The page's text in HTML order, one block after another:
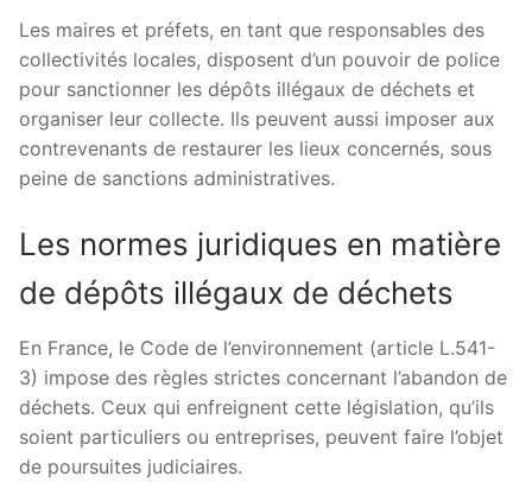
Les maires et préfets, en tant que responsables des
collectivités locales, disposent d’un pouvoir de police
pour sanctionner les dépôts illégaux de déchets et
organiser leur collecte. Ils peuvent aussi imposer aux
contrevenants de restaurer les lieux concernés, sous
peine de sanctions administratives.
Les normes juridiques en matière
de dépôts illégaux de déchets
En France, le Code de l’environnement (article L.541-
3) impose des règles strictes concernant l’abandon de
déchets. Ceux qui enfreignent cette législation, qu’ils
soient particuliers ou entreprises, peuvent faire l’objet
de poursuites judiciaires.